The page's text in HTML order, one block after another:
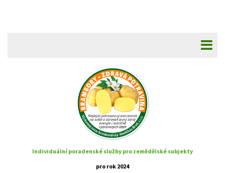
Individuální poradenské služby pro zemědělské subjekty
pro rok 2024